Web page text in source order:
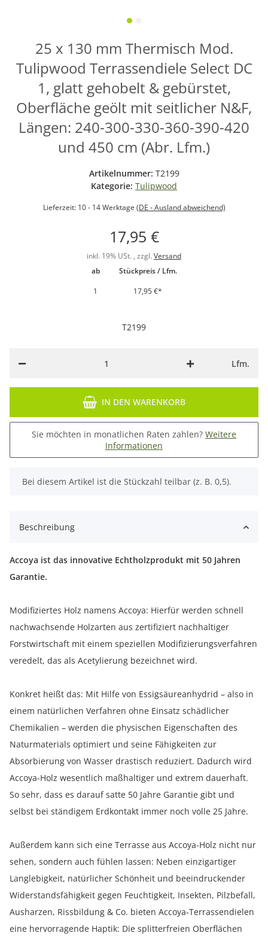
25 x 130 mm Thermisch Mod.
Tulipwood Terrassendiele Select DC
1, glatt gehobelt & gebürstet,
Oberfläche geölt mit seitlicher N&F,
Längen: 240-300-330-360-390-420
und 450 cm (Abr. Lfm.)
Artikelnummer: T2199
Kategorie: Tulipwood
Lieferzeit: 10 - 14 Werktage (DE - Ausland abweichend)
17,95 €
inkl. 19% USt. , zzgl. Versand
ab
Stückpreis / Lfm.
1
17,95 €*
T2199
Lfm.
IN DEN WARENKORB
Sie möchten in monatlichen Raten zahlen? Weitere
Informationen
x
Bei diesem Artikel ist die Stückzahl teilbar (z. B. 0,5).
Beschreibung
Accoya ist das innovative Echtholzprodukt mit 50 Jahren
Garantie.
Modifiziertes Holz namens Accoya: Hierfür werden schnell
nachwachsende Holzarten aus zertifiziert nachhaltiger
Forstwirtschaft mit einem speziellen Modifizierungsverfahren
veredelt, das als Acetylierung bezeichnet wird.
Konkret heißt das: Mit Hilfe von Essigsäureanhydrid – also in
einem natürlichen Verfahren ohne Einsatz schädlicher
Chemikalien – werden die physischen Eigenschaften des
Naturmaterials optimiert und seine Fähigkeiten zur
Absorbierung von Wasser drastisch reduziert. Dadurch wird
Accoya-Holz wesentlich maßhaltiger und extrem dauerhaft.
So sehr, dass es darauf satte 50 Jahre Garantie gibt und
selbst bei ständigem Erdkontakt immer noch volle 25 Jahre.
Außerdem kann sich eine Terrasse aus Accoya-Holz nicht nur
sehen, sondern auch fühlen lassen: Neben einzigartiger
Langlebigkeit, natürlicher Schönheit und beeindruckender
Widerstandsfähigkeit gegen Feuchtigkeit, Insekten, Pilzbefall,
Ausharzen, Rissbildung & Co. bieten Accoya-Terrassendielen
eine hervorragende Haptik: Die splitterfreien Oberflächen